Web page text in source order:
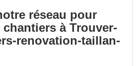
réseau pour
à Trouver-
renovation-taillan-